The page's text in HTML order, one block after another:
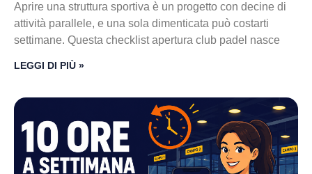
Aprire una struttura sportiva è un progetto con decine di
attività parallele, e una sola dimenticata può costarti
settimane. Questa checklist apertura club padel nasce
LEGGI DI PIÙ »